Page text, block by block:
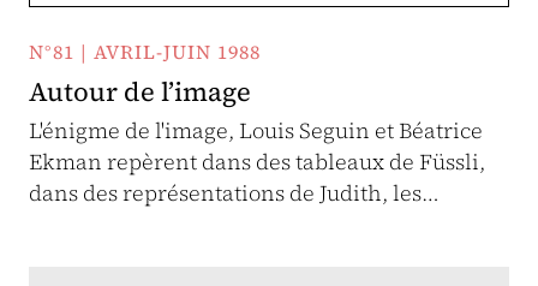
N°81 | AVRIL-JUIN 1988
Autour de l’image
L'énigme de l'image, Louis Seguin et Béatrice
Ekman repèrent dans des tableaux de Füssli,
dans des représentations de Judith, les…